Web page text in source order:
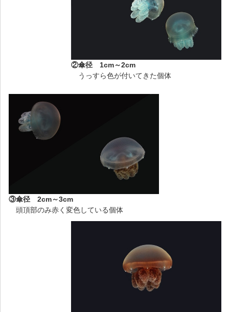
②傘径 1cm～2cm
うっすら色が付いてきた個体
③傘径 2cm～3cm
頭頂部のみ赤く変色している個体